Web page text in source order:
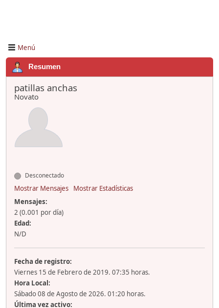
Menú
Resumen
patillas anchas
Novato
Desconectado
Mostrar Mensajes
Mostrar Estadísticas
Mensajes:
2 (0.001 por día)
Edad:
N/D
Fecha de registro:
Viernes 15 de Febrero de 2019. 07:35 horas.
Hora Local:
Sábado 08 de Agosto de 2026. 01:20 horas.
Última vez activo: